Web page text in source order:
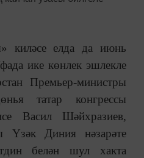
киләсе елда да июнь
ике көнлек эшлекле
Премьер-министры
татар конгрессы
Васил Шәйхразиев,
Үзәк Диния нәзарәте
белән шул хакта